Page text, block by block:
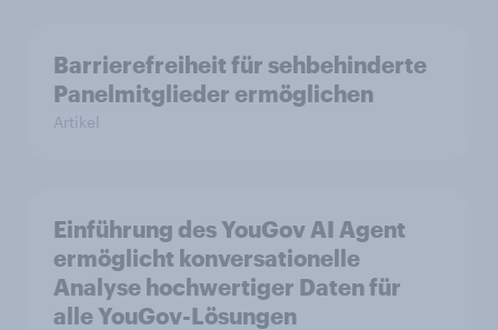
Barrierefreiheit für sehbehinderte
Panelmitglieder ermöglichen
Artikel
Einführung des YouGov AI Agent
ermöglicht konversationelle
Analyse hochwertiger Daten für
alle YouGov-Lösungen